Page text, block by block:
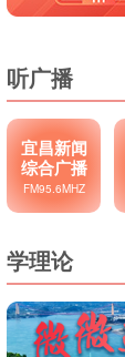
听广播
宜昌新闻
综合广播
FM95.6MHZ
学理论